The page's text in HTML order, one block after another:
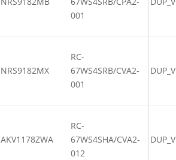
001
NRS9182MX
RC-
67WS4SRB/CVA2-
001
AKV1178ZWA
RC-
67WS4SHA/CVA2-
012